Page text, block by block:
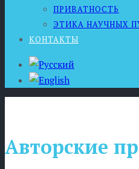
ПРИВАТНОСТЬ
ЭТИКА НАУЧНЫХ
КОНТАКТЫ
Авторские